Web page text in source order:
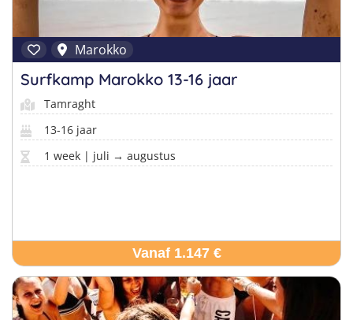
Marokko
Surfkamp Marokko 13-16 jaar
Tamraght
13-16 jaar
1 week | juli → augustus
Vanaf 1.147 €